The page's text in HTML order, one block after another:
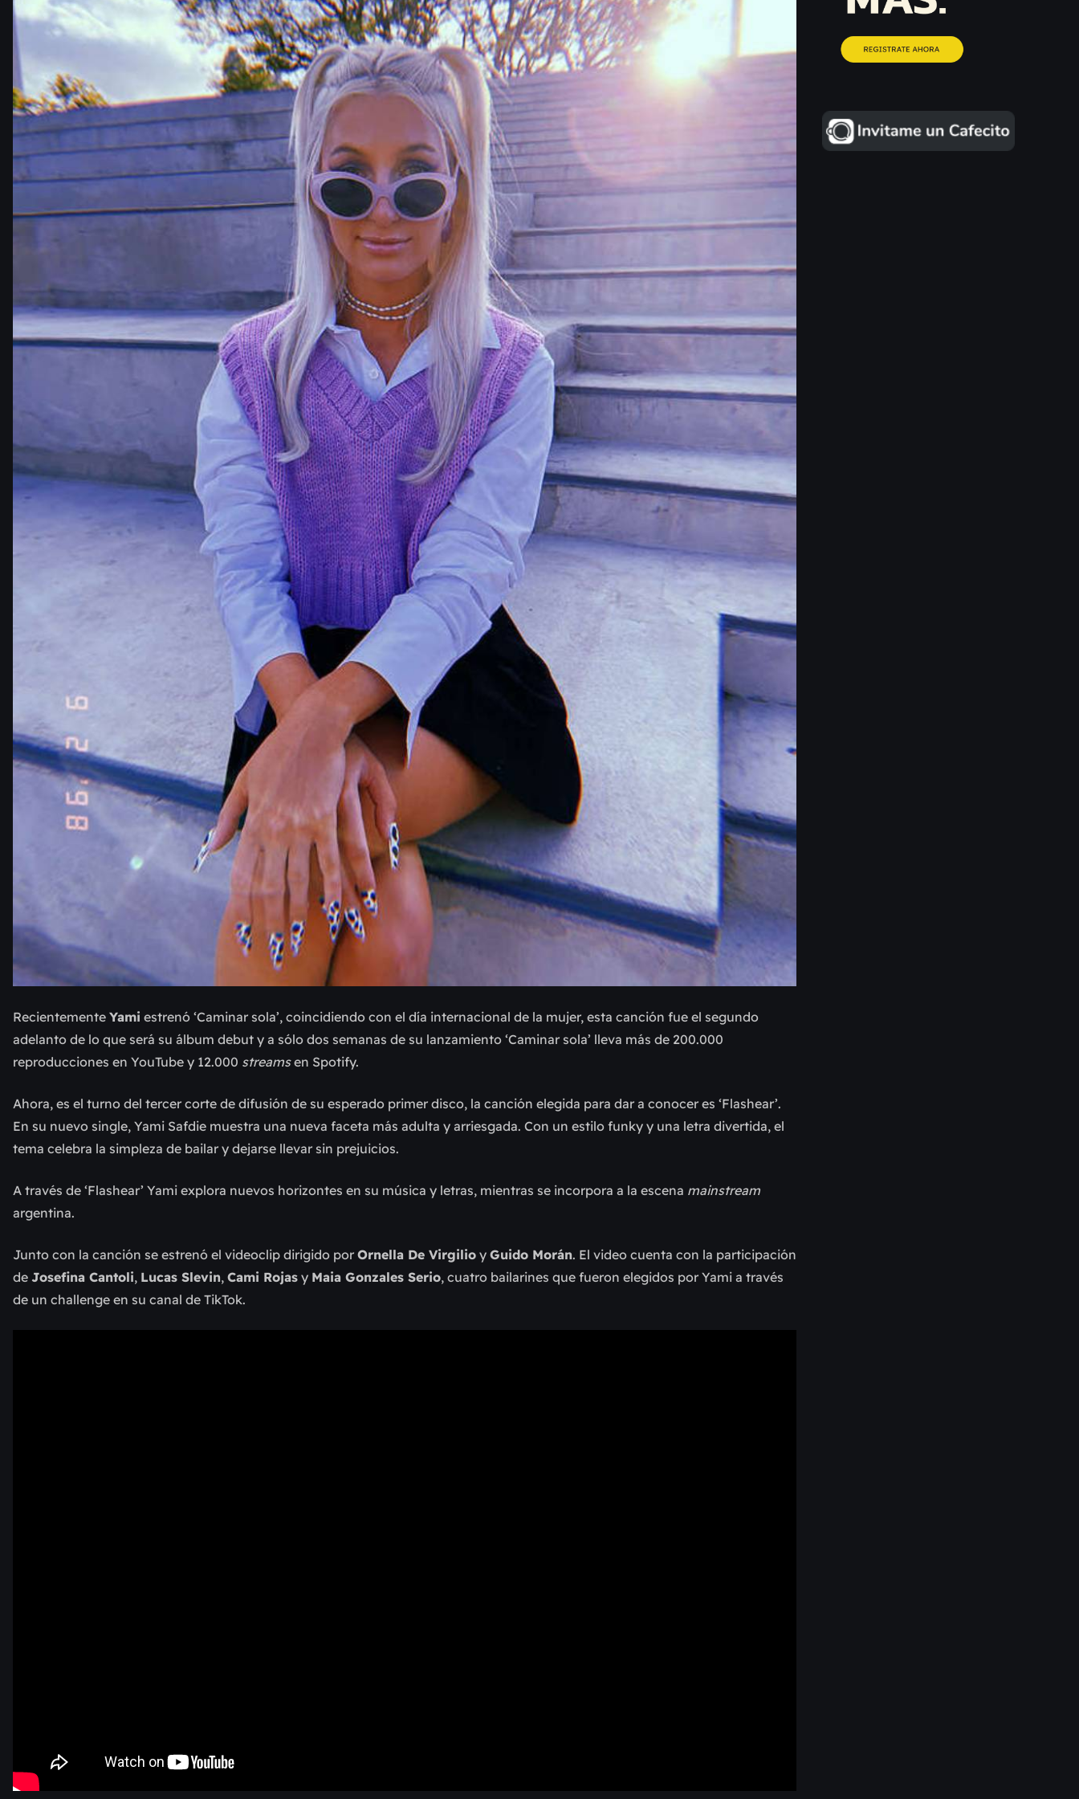
Recientemente Yami estrenó ‘Caminar sola’, coincidiendo con el día internacional de la mujer, esta canción fue el segundo
adelanto de lo que será su álbum debut y a sólo dos semanas de su lanzamiento ‘Caminar sola’ lleva más de 200.000
reproducciones en YouTube y 12.000 streamsen Spotify.
Ahora, es el turno del tercer corte de difusión de su esperado primer disco, la canción elegida para dar a conocer es ‘Flashear’.
En su nuevo single, Yami Safdie muestra una nueva faceta más adulta y arriesgada. Con un estilo funky y una letra divertida, el
tema celebra la simpleza de bailar y dejarse llevar sin prejuicios.
A través de ‘Flashear’ Yami explora nuevos horizontes en su música y letras, mientras se incorpora a la escena mainstream
argentina.
Junto con la canción se estrenó el videoclip dirigido por Ornella De Virgilio y Guido Morán. El video cuenta con la participación
de Josefina Cantoli, Lucas Slevin, Cami Rojas y Maia Gonzales Serio, cuatro bailarines que fueron elegidos por Yami a través
de un challenge en su canal de TikTok.